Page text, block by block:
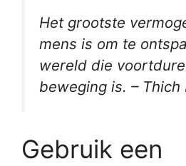
Het grootste
mens is om te
wereld die
beweging is. – Thich
Gebruik een